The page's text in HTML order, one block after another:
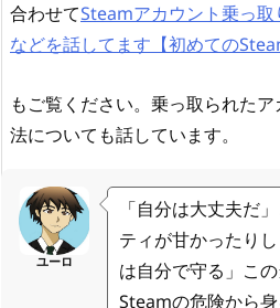
合わせてSteamアカウント乗っ
などを話してます【初めての
もご覧ください。乗っ取られた
法についても話しています。
ユーロ
「自分は大丈夫だ
ティが甘かったり
は自分で守る」こ
Steamの危険から